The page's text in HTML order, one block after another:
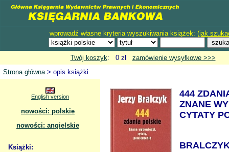
wprowadź własne kryteria wyszukiwania książek: (jak
Twój koszyk: 0 zł zamówienie wysyłkowe >>>
Strona główna> opis książki
English version
nowości: polskie
nowości: angielskie
Książki:
444
ZNANE
CYTATY